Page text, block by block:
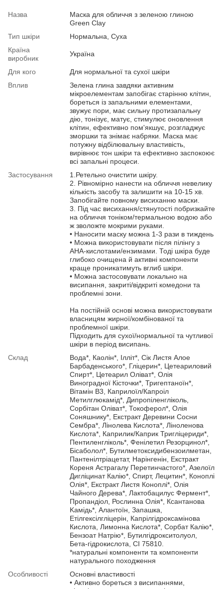
Назва
Маска для обличчя з зеленою глиною
Green Clay
Тип шкіри
Нормальна, Суха
Країна
виробник
Україна
Для кого
Для нормальної та сухої шкіри
Вплив
Зелена глина завдяки активним
мікроелементам запобігає старінню клітин,
бореться із запальними елементами,
звужує пори, має сильну протизапальну
дію, тонізує, матує, стимулює оновлення
клітин, ефективно пом'якшує, розгладжує
зморшки та знімає набряки. Маска має
потужну відбілювальну властивість,
вирівнює тон шкіри та ефективно заспокоює
всі запальні процеси.
Застосування
1.Ретельно очистити шкіру.
2. Рівномірно нанести на обличчя невелику
кількість засобу та залишити на 10-15 хв.
Запобігайте повному висиханню маски.
3. Під час висихання/стянутості побризкайте
на обличчя тоніком/термальною водою або
ж зволожте мокрими руками.
• Наносити маску можна 1-3 рази в тиждень
• Можна використовувати після пілінгу з
АНА-кислотами/ензимами. Тоді шкіра буде
глибоко очищена й активні компоненти
краще проникатимуть вглиб шкіри.
• Можна застосовувати локально на
висипання, закриті/відкриті комедони та
проблемні зони.
На постійній основі можна використовувати
власницям жирної/комбінованої та
проблемної шкіри.
Підходить для сухої/нормальної та чутливої
шкіри в період висипань.
Склад
Вода*, Каолін*, Ілліт*, Сік Листя Алое
Барбаденського*, Гліцерин*, Цетеариловий
Спирт*, Цетеарил Оліват*, Олія
Виноградної Кісточки*, Тригептаноїн*,
Вітамін В3, Каприлоїл/Капроіл
Метилглюкамід*, Дипропіленгліколь,
Сорбітан Оліват*, Токоферол*, Олія
Соняшнику*, Екстракт Деревини Сосни
Сембра*, Лінолева Кислота*, Ліноленова
Кислота*, Каприлик/Каприк Тригліцериди*,
Пентиленгліколь*, Фенілетил Резорцинол*,
Бісаболол*, Бутилметоксидибензоилметан,
Пантенілтріацетат, Нарінгенін, Екстракт
Кореня Астрагалу Перетинчастого*, Азелоїл
Дигліцинат Калію*, Спирт, Лецитин*, Коноплі
Олія*, Екстракт Листя Коноплі*, Олія
Чайного Дерева*, Лактобацилус Фермент*,
Пропандіол, Рослинна Олія*, Ксантанова
Kамідь*, Алантоїн, Запашка,
Етілгексілгліцерін, Капрілгідроксамінова
Кислота, Лимонна Кислота*, Сорбат Калію*,
Бензоат Натрію*, Бутилгідрокситолуол,
Бета-гідрокислота, СI 75810.
*натуральні компоненти та компоненти
натурального походження
Особливості
Основні властивості
• Активно бореться з висипаннями,